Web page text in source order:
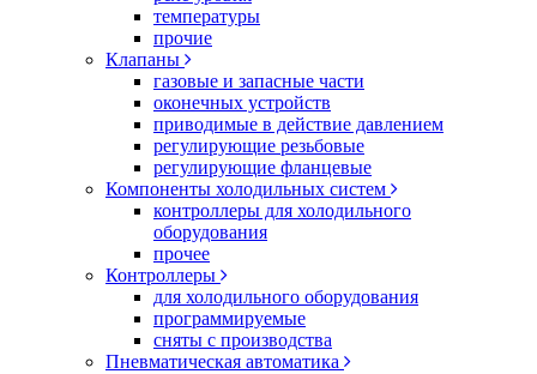
температуры
прочие
Клапаны
газовые и запасные части
оконечных устройств
приводимые в действие давлением
регулирующие резьбовые
регулирующие фланцевые
Компоненты холодильных систем
контроллеры для холодильного
оборудования
прочее
Контроллеры
для холодильного оборудования
программируемые
сняты с производства
Пневматическая автоматика